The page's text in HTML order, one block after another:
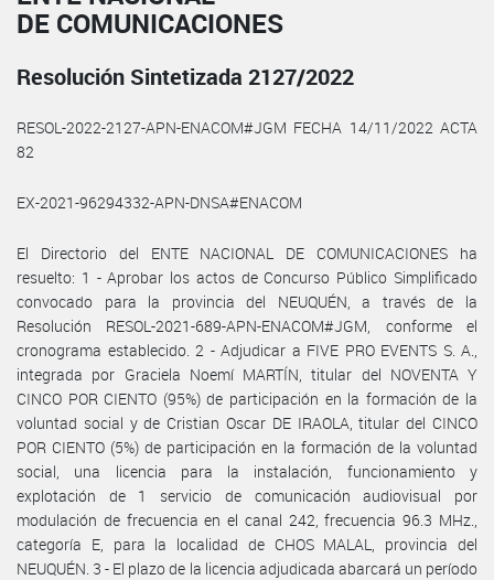
DE COMUNICACIONES
Resolución Sintetizada 2127/2022
RESOL-2022-2127-APN-ENACOM#JGM FECHA 14/11/2022 ACTA
82
EX-2021-96294332-APN-DNSA#ENACOM
El Directorio del ENTE NACIONAL DE COMUNICACIONES ha
resuelto: 1 - Aprobar los actos de Concurso Público Simplificado
convocado para la provincia del NEUQUÉN, a través de la
Resolución RESOL-2021-689-APN-ENACOM#JGM, conforme el
cronograma establecido. 2 - Adjudicar a FIVE PRO EVENTS S. A.,
integrada por Graciela Noemí MARTÍN, titular del NOVENTA Y
CINCO POR CIENTO (95%) de participación en la formación de la
voluntad social y de Cristian Oscar DE IRAOLA, titular del CINCO
POR CIENTO (5%) de participación en la formación de la voluntad
social, una licencia para la instalación, funcionamiento y
explotación de 1 servicio de comunicación audiovisual por
modulación de frecuencia en el canal 242, frecuencia 96.3 MHz.,
categoría E, para la localidad de CHOS MALAL, provincia del
NEUQUÉN. 3 - El plazo de la licencia adjudicada abarcará un período